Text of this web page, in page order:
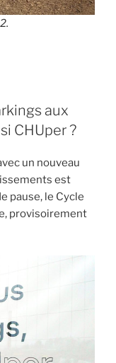
aux
CHUper ?
un nouveau
est
pause, le Cycle
provisoirement